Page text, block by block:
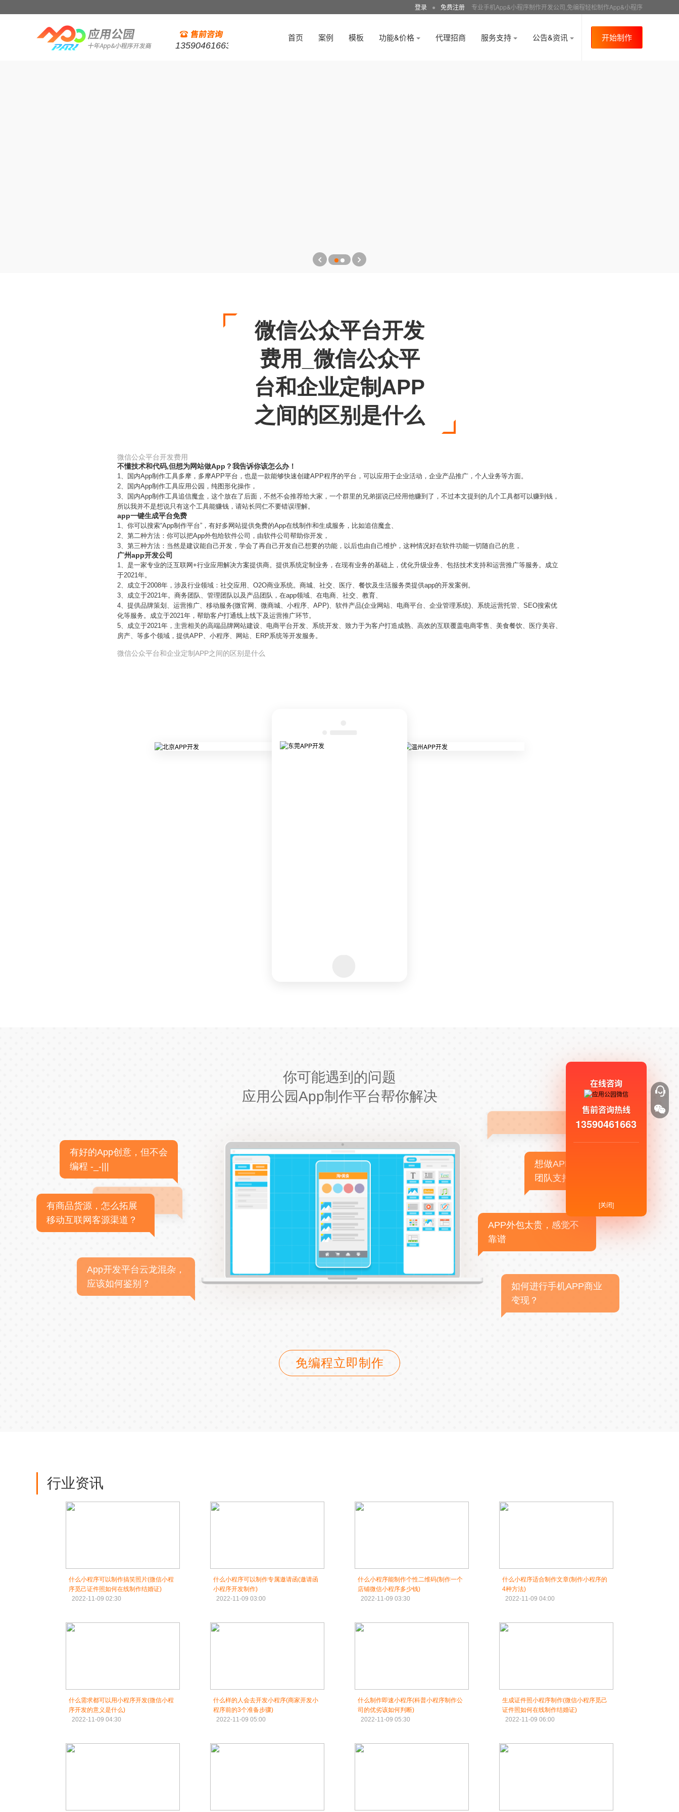
登录 ● 免费注册 专业手机App&小程序制作开发公司,免编程轻松制作App&小程序
13590461663
首页 案例 模板 功能&价格 代理招商 服务支持 公告&资讯 开始制作
微信公众平台开发
费用_微信公众平
台和企业定制APP
之间的区别是什么
微信公众平台开发费用
不懂技术和代码,但想为网站做App？我告诉你该怎么办！
1、国内App制作工具多摩，多摩APP平台，也是一款能够快速创建APP程序的平台，可以应用于企业活动，企业产品推广，个人业务等方面。
2、国内App制作工具应用公园，纯图形化操作，
3、国内App制作工具追信魔盒，这个放在了后面，不然不会推荐给大家，一个群里的兄弟据说已经用他赚到了，不过本文提到的几个工具都可以赚到钱，
所以我并不是想说只有这个工具能赚钱，请站长同仁不要错误理解。
app一键生成平台免费
1、你可以搜索“App制作平台”，有好多网站提供免费的App在线制作和生成服务，比如追信魔盒、
2、第二种方法：你可以把App外包给软件公司，由软件公司帮助你开发，
3、第三种方法：当然是建议能自己开发，学会了再自己开发自己想要的功能，以后也由自己维护，这种情况好在软件功能一切随自己的意，
广州app开发公司
1、是一家专业的泛互联网+行业应用解决方案提供商。提供系统定制业务，在现有业务的基础上，优化升级业务、包括技术支持和运营推广等服务。成立
于2021年。
2、成立于2008年，涉及行业领域：社交应用、O2O商业系统。商城、社交、医疗、餐饮及生活服务类提供app的开发案例。
3、成立于2021年。商务团队、管理团队以及产品团队，在app领域、在电商、社交、教育、
4、提供品牌策划、运营推广、移动服务(微官网、微商城、小程序、APP)、软件产品(企业网站、电商平台、企业管理系统)、系统运营托管、SEO搜索优
化等服务。成立于2021年，帮助客户打通线上线下及运营推广环节。
5、成立于2021年，主营相关的高端品牌网站建设、电商平台开发、系统开发、致力于为客户打造成熟、高效的互联覆盖电商零售、美食餐饮、医疗美容、
房产、等多个领域，提供APP、小程序、网站、ERP系统等开发服务。
微信公众平台和企业定制APP之间的区别是什么
你可能遇到的问题
应用公园App制作平台帮你解决
有好的App创意，但不会
编程 -_-|||
有商品货源，怎么拓展
移动互联网客源渠道？
App开发平台云龙混杂，
应该如何鉴别？
想做APP，但没有技术
团队支持
APP外包太贵，感觉不
靠谱
如何进行手机APP商业
变现？
免编程立即制作
行业资讯
什么小程序可以制作搞笑照片(微信小程
序觅己证件照如何在线制作结婚证)
2022-11-09 02:30
什么小程序可以制作专属邀请函(邀请函
小程序开发制作)
2022-11-09 03:00
什么小程序能制作个性二维码(制作一个
店铺微信小程序多少钱)
2022-11-09 03:30
什么小程序适合制作文章(制作小程序的
4种方法)
2022-11-09 04:00
什么需求都可以用小程序开发(微信小程
序开发的意义是什么)
2022-11-09 04:30
什么样的人会去开发小程序(商家开发小
程序前的3个准备步骤)
2022-11-09 05:00
什么制作即速小程序(科普小程序制作公
司的优劣该如何判断)
2022-11-09 05:30
生成证件照小程序制作(微信小程序觅己
证件照如何在线制作结婚证)
2022-11-09 06:00
在线咨询
售前咨询热线
13590461663
[关闭]